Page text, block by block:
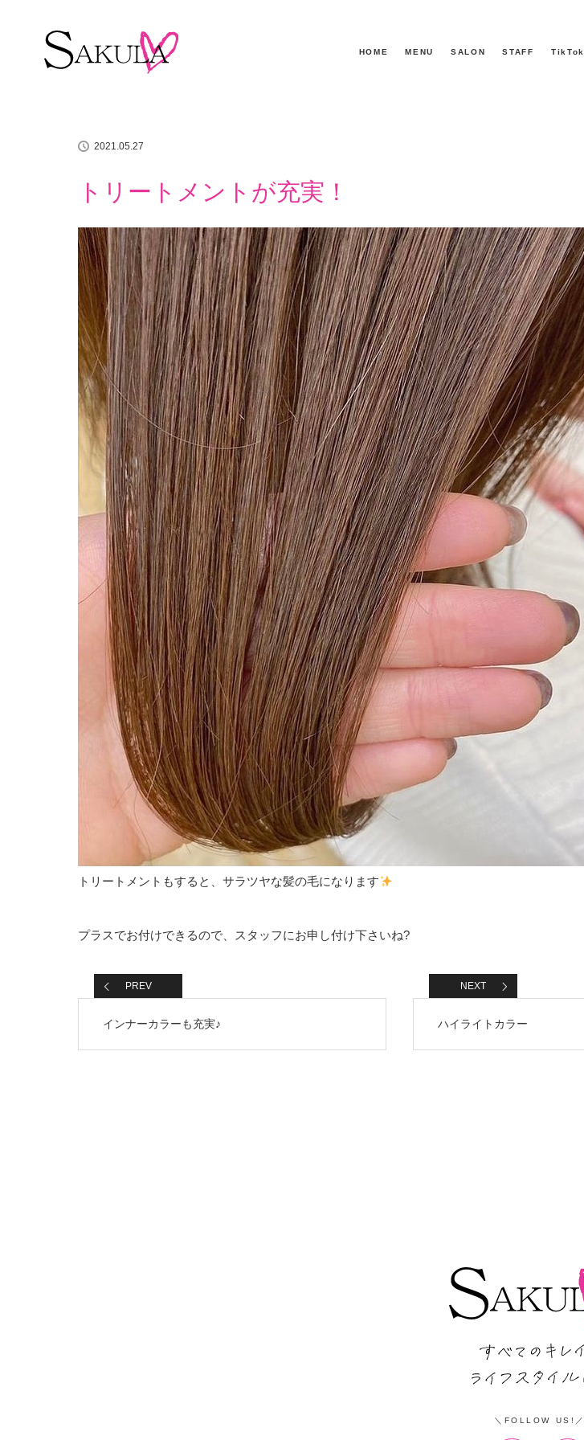
HOME MENU SALON STAFF TikTok
ホーム
イチオシアイテム
2021.05.27
トリートメントが充実！
トリートメントもすると、サラツヤな髪の毛になります
プラスでお付けできるので、スタッフにお申し付け下さいね?
PREV
インナーカラーも充実♪
NEXT
ハイライトカラー
FOLLOW US!